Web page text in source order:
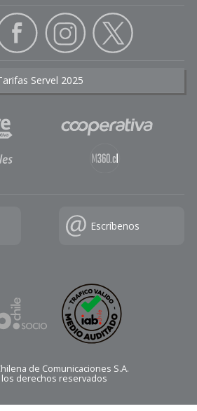
Servel 2025
Escríbenos
de Comunicaciones S.A.
derechos reservados